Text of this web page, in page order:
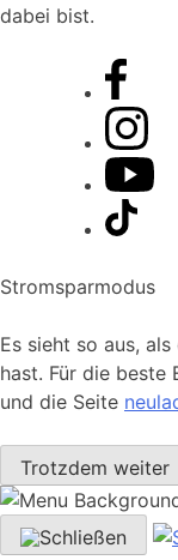
dabei bist.
Stromsparmodus
Es sieht so aus,
hast. Für die beste
und die Seite
Trotzdem weiter